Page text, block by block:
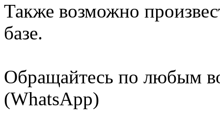
Также возможно
базе.
Обращайтесь по любым
(WhatsApp)